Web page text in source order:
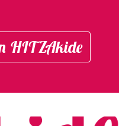
HITZAkide